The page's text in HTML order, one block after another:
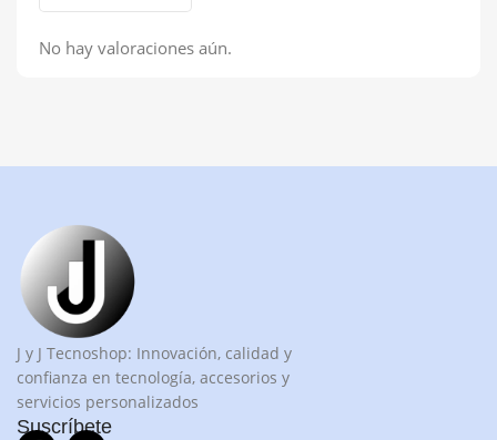
No hay valoraciones aún.
J y J Tecnoshop: Innovación, calidad y
confianza en tecnología, accesorios y
servicios personalizados
Suscríbete